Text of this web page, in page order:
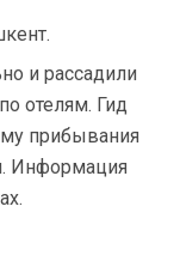
и рассадили
отелям. Гид
прибывания
Информация